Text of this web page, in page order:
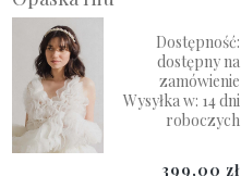
Dostępność:
dostępny na
zamówienie
Wysyłka w: 14 dni
roboczych
399,00 zł